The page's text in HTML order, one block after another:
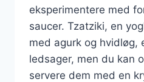
eksperimentere med
saucer. Tzatziki, en
med agurk og hvidløg,
ledsager, men du kan
servere dem med en